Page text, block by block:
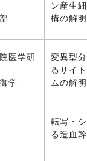
ン産生
構の解明
医学研
学
変異型
るサイ
ムの解明
転写・
る造血